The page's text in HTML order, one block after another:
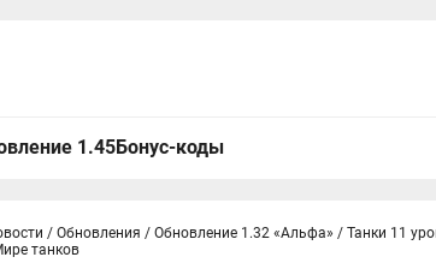
1.45Бонус-коды
/ Обновления / Обновление 1.32 «Альфа» / Танки 11
танков